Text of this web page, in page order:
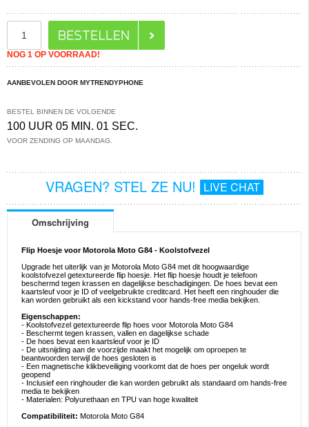
NOG 1 OP VOORRAAD!
AANBEVOLEN DOOR MYTRENDYPHONE
BESTEL BINNEN DE VOLGENDE
100 UUR 05 MIN. 01 SEC.
VOOR ZENDING OP MAANDAG.
VRAGEN? STEL ZE NU! LIVE CHAT
Omschrijving
Flip Hoesje voor Motorola Moto G84 - Koolstofvezel
Upgrade het uiterlijk van je Motorola Moto G84 met dit hoogwaardige
koolstofvezel getextureerde flip hoesje. Het flip hoesje houdt je telefoon
beschermd tegen krassen en dagelijkse beschadigingen. De hoes bevat een
kaartsleuf voor je ID of veelgebruikte creditcard. Het heeft een ringhouder die
kan worden gebruikt als een kickstand voor hands-free media bekijken.
Eigenschappen:
- Koolstofvezel getextureerde flip hoes voor Motorola Moto G84
- Beschermt tegen krassen, vallen en dagelijkse schade
- De hoes bevat een kaartsleuf voor je ID
- De uitsnijding aan de voorzijde maakt het mogelijk om oproepen te
beantwoorden terwijl de hoes gesloten is
- Een magnetische klikbeveiliging voorkomt dat de hoes per ongeluk wordt
geopend
- Inclusief een ringhouder die kan worden gebruikt als standaard om hands-free
media te bekijken
- Materialen: Polyurethaan en TPU van hoge kwaliteit
Compatibiliteit: Motorola Moto G84